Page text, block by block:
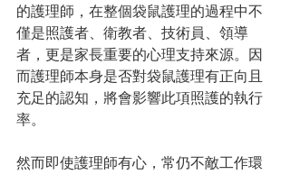
的護理師，在整個袋鼠護理的過程中不
僅是照護者、衛教者、技術員、領導
者，更是家長重要的心理支持來源。因
而護理師本身是否對袋鼠護理有正向且
充足的認知，將會影響此項照護的執行
率。
然而即使護理師有心，常仍不敵工作環